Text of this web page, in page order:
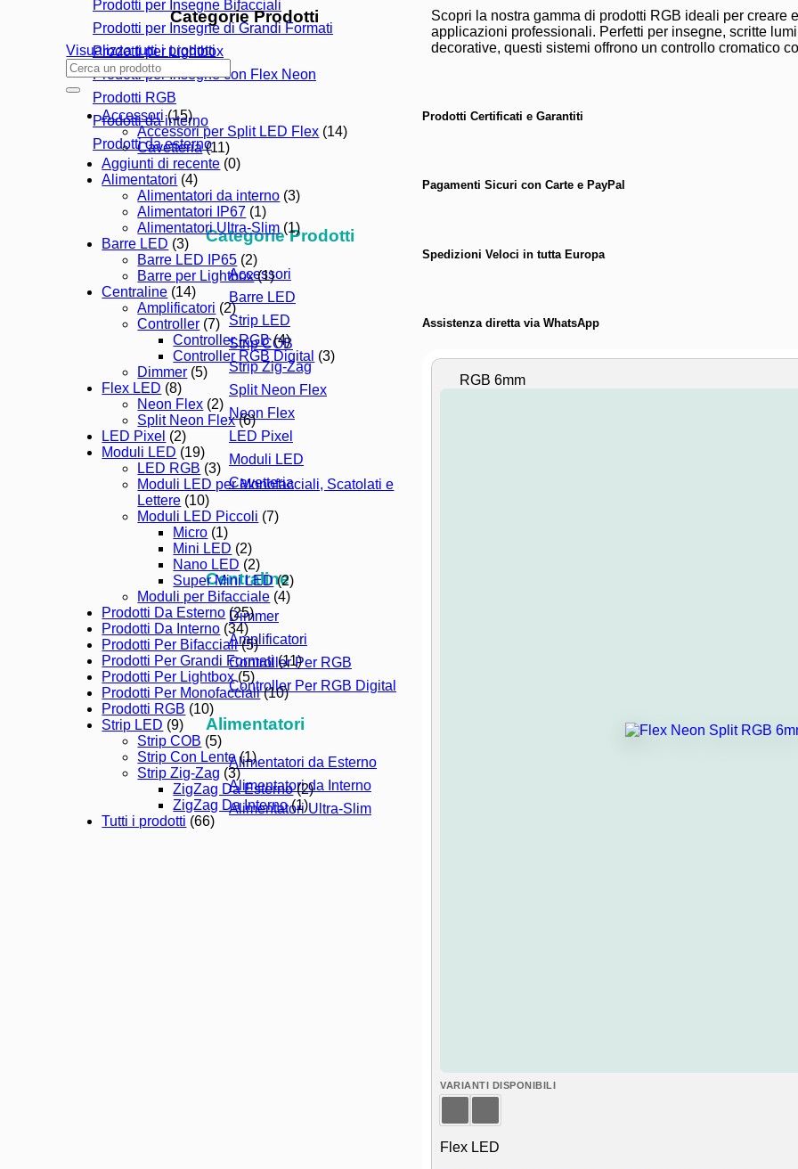
Prodotti per Insegne Bifacciali
Prodotti per Insegne di Grandi Formati
Prodotti per Lightbox
Prodotti per Insegne con Flex Neon
Prodotti RGB
Prodotti da interno
Prodotti da esterno
Categorie Prodotti
Accessori
Barre LED
Strip LED
Strip COB
Strip Zig-Zag
Split Neon Flex
Neon Flex
LED Pixel
Moduli LED
Cavetteria
Centraline
Dimmer
Amplificatori
Controller Per RGB
Controller Per RGB Digital
Alimentatori
Alimentatori da Esterno
Alimentatori da Interno
Alimentatori Ultra-Slim
Categorie Prodotti
Visualizza tutti i prodotti
Cerca:
Accessori (15)
Accessori per Split LED Flex (14)
Cavetteria (11)
Aggiunti di recente (0)
Alimentatori (4)
Alimentatori da interno (3)
Alimentatori IP67 (1)
Alimentatori Ultra-Slim (1)
Barre LED (3)
Barre LED IP65 (2)
Barre per Lightbox (1)
Centraline (14)
Amplificatori (2)
Controller (7)
Controller RGB (4)
Controller RGB Digital (3)
Dimmer (5)
Flex LED (8)
Neon Flex (2)
Split Neon Flex (6)
LED Pixel (2)
Moduli LED (19)
LED RGB (3)
Moduli LED per Monofacciali, Scatolati e
Lettere (10)
Moduli LED Piccoli (7)
Micro (1)
Mini LED (2)
Nano LED (2)
Super Mini LED (2)
Moduli per Bifacciale (4)
Prodotti Da Esterno (25)
Prodotti Da Interno (34)
Prodotti Per Bifacciali (5)
Prodotti Per Grandi Formati (11)
Prodotti Per Lightbox (5)
Prodotti Per Monofacciali (10)
Prodotti RGB (10)
Strip LED (9)
Strip COB (5)
Strip Con Lente (1)
Strip Zig-Zag (3)
ZigZag Da Esterno (2)
ZigZag Da Interno (1)
Tutti i prodotti (66)
Scopri la nostra gamma di prodotti RGB ideali per
applicazioni professionali. Perfetti per insegne, scritte
decorative, questi sistemi offrono un controllo cromatico
Prodotti Certificati e Garantiti
Pagamenti Sicuri con Carte e PayPal
Spedizioni Veloci in tutta Europa
Assistenza diretta via WhatsApp
⠀RGB 6mm⠀
VARIANTI DISPONIBILI
Flex LED